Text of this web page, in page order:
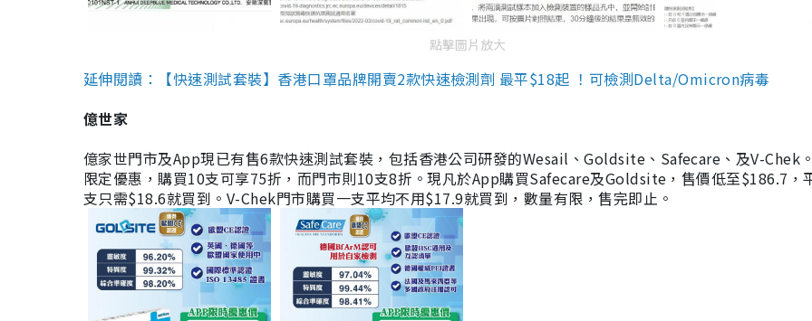
點擊圖片放大
延伸閱讀：【快速測試套裝】香港口罩品牌開賣2款快速檢測劑 最平$18起 ！可檢測Delta/Omicron病毒
億世家
億家世門市及App現已有售6款快速測試套裝，包括香港公司研發的Wesail、Goldsite、Safecare、及V-Chek
限定優惠，購買10支可享75折，而門市則10支8折。現凡於App購買Safecare及Goldsite，售價低至$186.7，
支只需$18.6就買到。V-Chek門市購買一支平均不用$17.9就買到，數量有限，售完即止。